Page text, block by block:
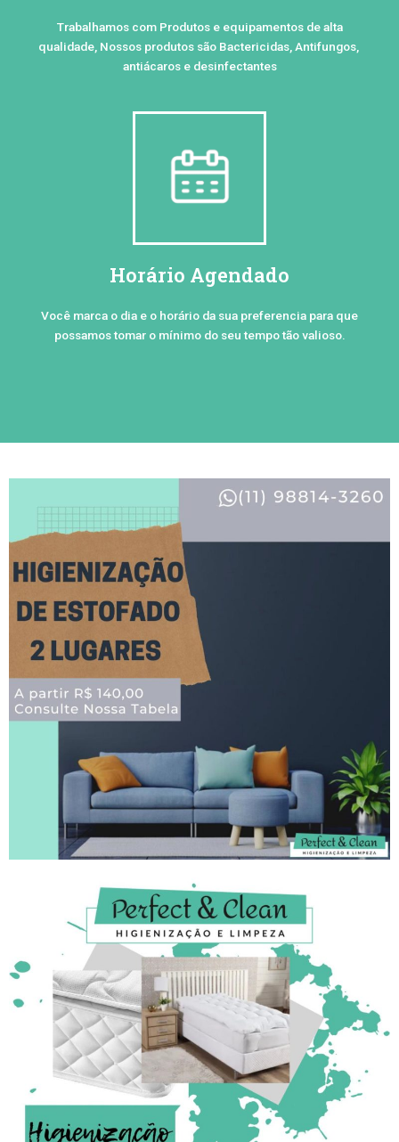
Trabalhamos com Produtos e equipamentos de alta
qualidade, Nossos produtos são Bactericidas, Antifungos,
antiácaros e desinfectantes
Horário Agendado
Você marca o dia e o horário da sua preferencia para que
possamos tomar o mínimo do seu tempo tão valioso.